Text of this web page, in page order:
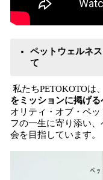
ペットウェルネ
て
私たちPETOKOTOは、
をミッションに掲げ
オリティ・オブ・ペ
フの一生に寄り添い
会を目指しています。